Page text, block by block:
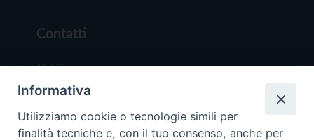
Contatti
Chi Siamo
Redazione
Scrivici
Informativa
Utilizziamo cookie o tecnologie simili per
finalità tecniche e, con il tuo consenso, anche per